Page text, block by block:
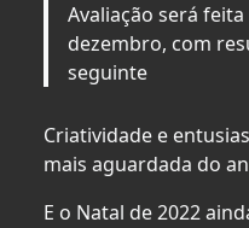
Avaliação será
dezembro, com
seguinte
Criatividade e
mais aguardada do
E o Natal de 2022